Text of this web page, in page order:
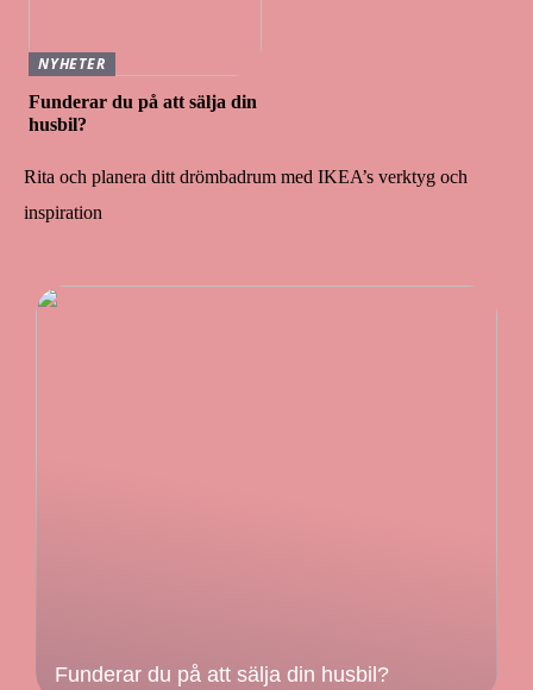
NYHETER
Funderar du på att sälja din
husbil?
Rita och planera ditt drömbadrum med IKEA’s verktyg och
inspiration
Funderar du på att sälja din husbil?